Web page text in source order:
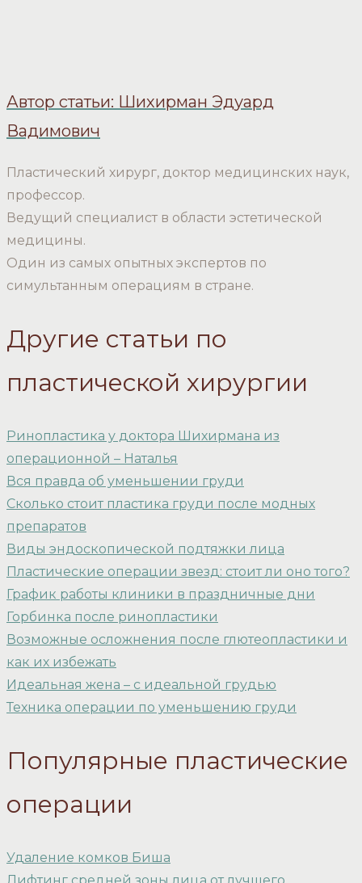
Автор статьи: Шихирман Эдуард
Вадимович
Пластический хирург, доктор медицинских наук,
профессор.
Ведущий специалист в области эстетической
медицины.
Один из самых опытных экспертов по
симультанным операциям в стране.
Другие статьи по
пластической хирургии
Ринопластика у доктора Шихирмана из
операционной – Наталья
Вся правда об уменьшении груди
Сколько стоит пластика груди после модных
препаратов
Виды эндоскопической подтяжки лица
Пластические операции звезд: стоит ли оно того?
График работы клиники в праздничные дни
Горбинка после ринопластики
Возможные осложнения после глютеопластики и
как их избежать
Идеальная жена – с идеальной грудью
Техника операции по уменьшению груди
Популярные пластические
операции
Удаление комков Биша
Лифтинг средней зоны лица от лучшего